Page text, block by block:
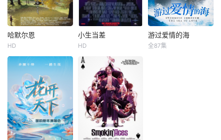
福，假冒虎王洛
克，与象龟一族战
斗，最后成功粉碎
了象龟及其冷血族
统治森林的阴谋，
的森林之王，却赢
得了虎王信任，成
国经典电影，玛娜·
洛伊 罗伯特·米彻姆
路易斯·卡尔亨 等出
演。上映：1949年
3月28日。该片主
哈默尔恩
倍赏千惠子
风见章子
这是一座地处大山
深处、人口稀少的
小村庄。村中的小
学内，孩子们欢快
的呼声仿佛就在昨
天，然而如今这里
哈默尔恩
HD
小生当差
史蒂芬·朗
克兰（迈克尔·J·福
克斯 Michael J. Fo
x 饰），一位备受
欢迎的好莱坞演
员，决定改变他在
银幕上的形象，接
小生当差
HD
游过爱情的海
游过爱情的海
全87集